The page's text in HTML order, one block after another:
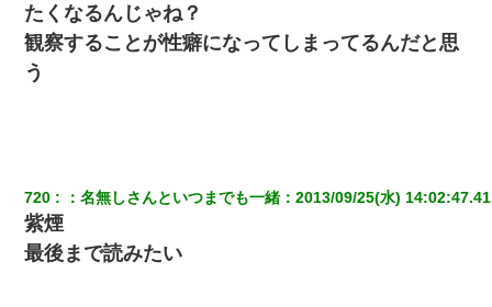
たくなるんじゃね？
観察することが性癖になってしまってるんだと思
う
720 ：名無しさんといつまでも一緒 ：2013/09/25(水)
紫煙
最後まで読みたい